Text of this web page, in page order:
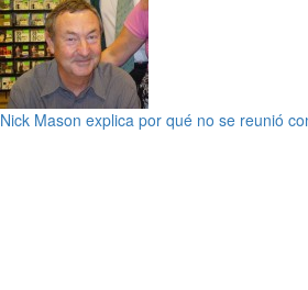
Nick Mason explica por qué no se reunió